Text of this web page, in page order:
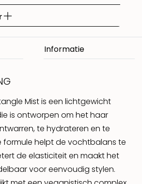
Mist is een lichtgewicht
is ontworpen om het haar
te hydrateren en te
formule helpt de vochtbalans te
de elasticiteit en maakt het
voor eenvoudig stylen.